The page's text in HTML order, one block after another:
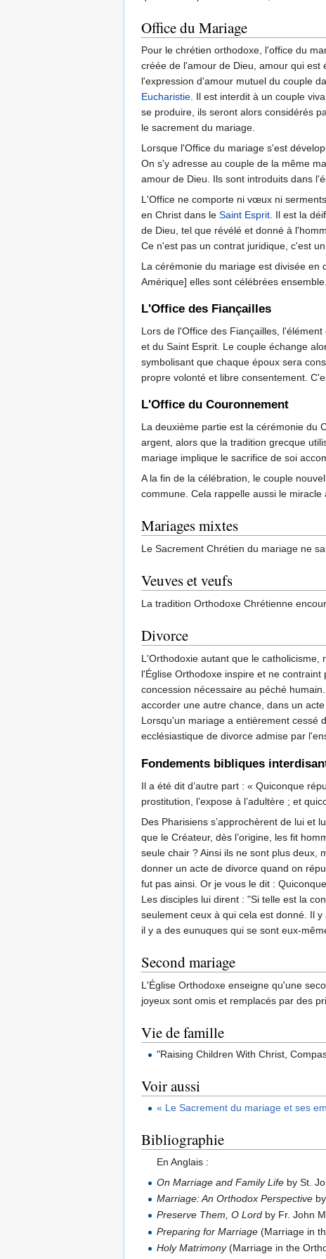
Office du Mariage
Pour le chrétien orthodoxe, l'office du
créée de l'amour de Dieu, amour qui est
l'expression d'amour mutuel du couple
Eucharistie . Il est interdit à un couple
se produire, ils seront alors considérés
le sacrement du mariage.
Lorsque l'Office du mariage s'est
On s'y adresse au couple de la même
amour de Dieu. Ils sont introduits dans
L'Office ne comporte ni vœux ni
en Christ dans le Saint Esprit . Il est la
de Dieu, tel que révélé et donné à
Ce n'est pas un contrat juridique, c'est un
La cérémonie du mariage est divisée en
Amérique] elles sont célébrées ensemble.
L'Office des Fiançailles
Lors de l'Office des Fiançailles,
et du Saint Esprit. Le couple échange
symbolisant que chaque époux sera
propre volonté et libre consentement.
L'Office du Couronnement
La deuxième partie est la cérémonie du
argent, alors que la tradition grecque
mariage implique le sacrifice de soi
A la fin de la célébration, le couple
commune. Cela rappelle aussi le
Mariages mixtes
Le Sacrement Chrétien du mariage ne
Veuves et veufs
La tradition Orthodoxe Chrétienne
Divorce
L'Orthodoxie autant que le
l'Église Orthodoxe inspire et ne
concession nécessaire au péché
accorder une autre chance, dans un
Lorsqu'un mariage a entièrement cessé
ecclésiastique de divorce admise par
Fondements bibliques
Il a été dit d’autre part : « Quiconque
prostitution, l’expose à l’adultère ; et
Des Pharisiens s’approchèrent de lui et
que le Créateur, dès l’origine, les fit
seule chair ? Ainsi ils ne sont plus deux,
donner un acte de divorce quand on
fut pas ainsi. Or je vous le dit :
Les disciples lui dirent : "Si telle est la
seulement ceux à qui cela est donné. Il
il y a des eunuques qui se sont eux-
Second mariage
L'Église Orthodoxe enseigne qu'une
joyeux sont omis et remplacés par des
Vie de famille
"Raising Children With Christ,
Voir aussi
« Le Sacrement du mariage et ses
Bibliographie
En Anglais :
On Marriage and Family Life by St.
Marriage: An Orthodox Perspective
Preserve Them, O Lord by Fr. John
Preparing for Marriage (Marriage in
Holy Matrimony(Marriage in the